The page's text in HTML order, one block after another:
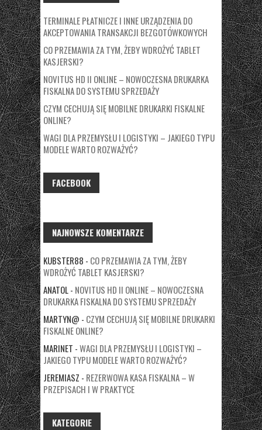
TERMINALE PŁATNICZE I INNE URZĄDZENIA DO
AKCEPTOWANIA TRANSAKCJI BEZGOTÓWKOWYCH
CO PRZEMAWIA ZA TYM, ŻEBY WDROŻYĆ TABLET
KASJERSKI?
NOVITUS HD II ONLINE – NOWOCZESNA DRUKARKA
FISKALNA DO SYSTEMU SPRZEDAŻY
CZYM CECHUJĄ SIĘ MOBILNE DRUKARKI FISKALNE
ONLINE?
WAGI DLA PRZEMYSŁU I LOGISTYKI – JAKIEGO TYPU
MODELE WARTO ROZWAŻYĆ?
FACEBOOK
NAJNOWSZE KOMENTARZE
KUBSTER88 - CO PRZEMAWIA ZA TYM, ŻEBY
WDROŻYĆ TABLET KASJERSKI?
ANATOL- NOVITUS HD II ONLINE – NOWOCZESNA
DRUKARKA FISKALNA DO SYSTEMU SPRZEDAŻY
MARTYN@ - CZYM CECHUJĄ SIĘ MOBILNE DRUKARKI
FISKALNE ONLINE?
MARINET -WAGI DLA PRZEMYSŁU I LOGISTYKI –
JAKIEGO TYPU MODELE WARTO ROZWAŻYĆ?
JEREMIASZ - REZERWOWA KASA FISKALNA – W
PRZEPISACH I W PRAKTYCE
KATEGORIE